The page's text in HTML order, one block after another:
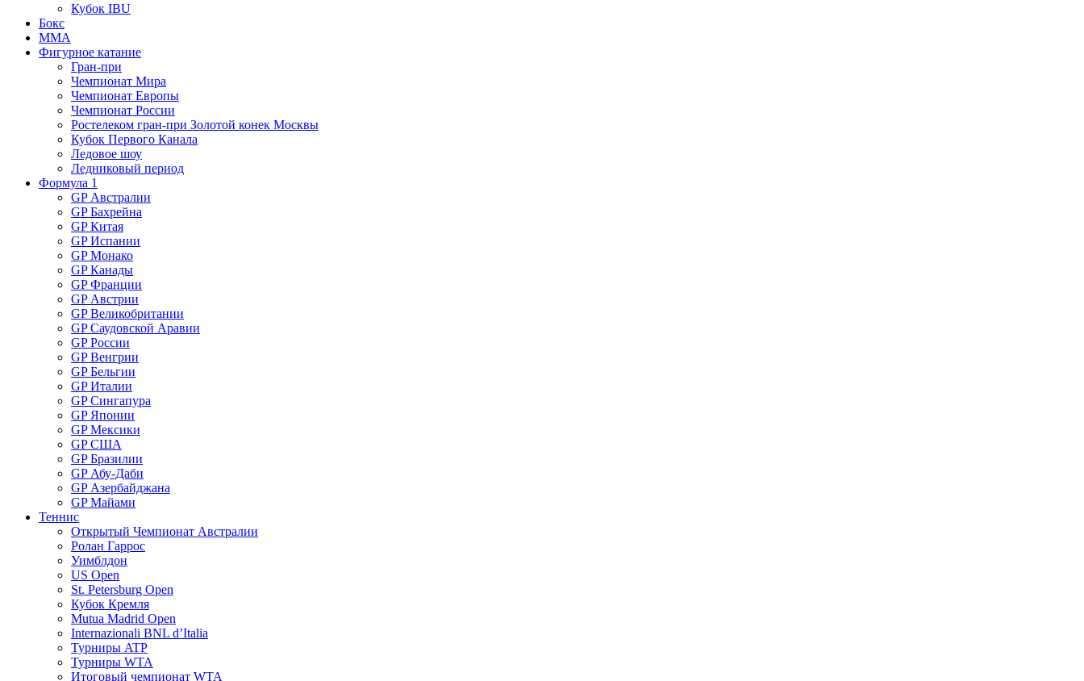
Кубок IBU
Бокс
MMA
Фигурное катание
Гран-при
Чемпионат Мира
Чемпионат Европы
Чемпионат России
Ростелеком гран-при Золотой конек Москвы
Кубок Первого Канала
Ледовое шоу
Ледниковый период
Формула 1
GP Австралии
GP Бахрейна
GP Китая
GP Испании
GP Монако
GP Канады
GP Франции
GP Австрии
GP Великобритании
GP Саудовской Аравии
GP России
GP Венгрии
GP Бельгии
GP Италии
GP Сингапура
GP Японии
GP Мексики
GP США
GP Бразилии
GP Абу-Даби
GP Азербайджана
GP Майами
Теннис
Открытый Чемпионат Австралии
Ролан Гаррос
Уимблдон
US Open
St. Petersburg Open
Кубок Кремля
Mutua Madrid Open
Internazionali BNL d’Italia
Турниры ATP
Турниры WTA
Итоговый чемпионат WTA